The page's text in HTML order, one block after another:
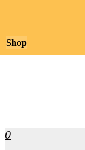
0
Shop